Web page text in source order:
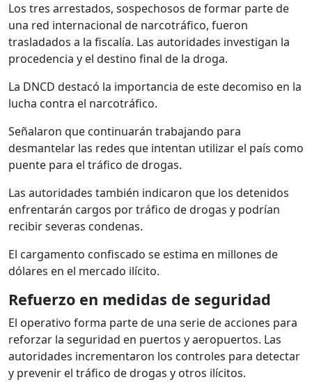
Los tres arrestados, sospechosos de formar parte de
una red internacional de narcotráfico, fueron
trasladados a la fiscalía. Las autoridades investigan la
procedencia y el destino final de la droga.
La DNCD destacó la importancia de este decomiso en la
lucha contra el narcotráfico.
Señalaron que continuarán trabajando para
desmantelar las redes que intentan utilizar el país como
puente para el tráfico de drogas.
Las autoridades también indicaron que los detenidos
enfrentarán cargos por tráfico de drogas y podrían
recibir severas condenas.
El cargamento confiscado se estima en millones de
dólares en el mercado ilícito.
Refuerzo en medidas de seguridad
El operativo forma parte de una serie de acciones para
reforzar la seguridad en puertos y aeropuertos. Las
autoridades incrementaron los controles para detectar
y prevenir el tráfico de drogas y otros ilícitos.